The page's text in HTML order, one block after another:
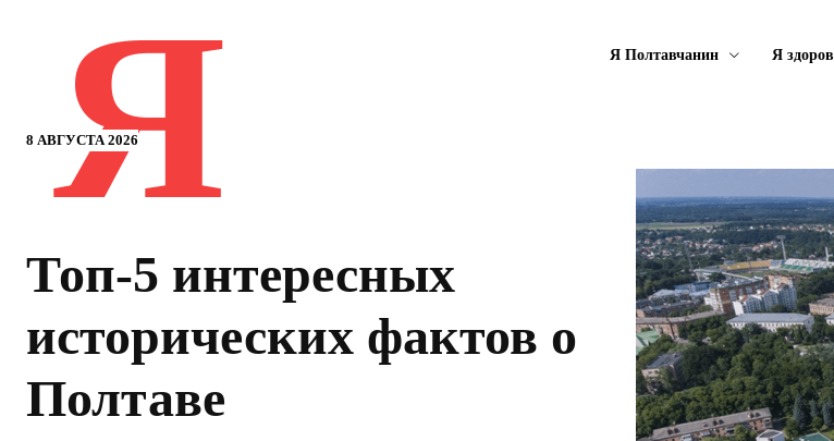
8 АВГУСТА 2026
Я Я Полтавчанин Я здоров
Топ-5 интересных
исторических фактов о
Полтаве